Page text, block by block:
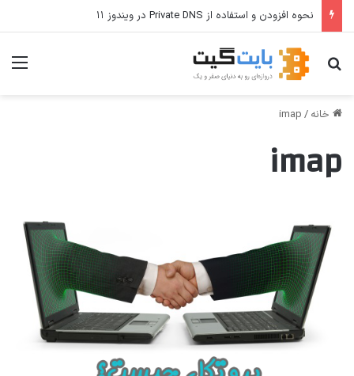
نحوه افزودن و استفاده از Private DNS در ویندوز ۱۱
جستجو برای
خانه /
imap
imap